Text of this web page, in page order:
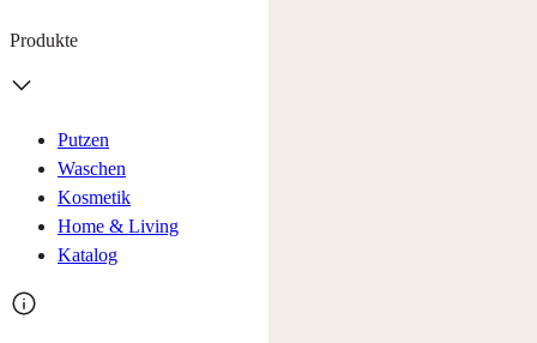
Produkte
Putzen
Waschen
Kosmetik
Home & Living
Katalog